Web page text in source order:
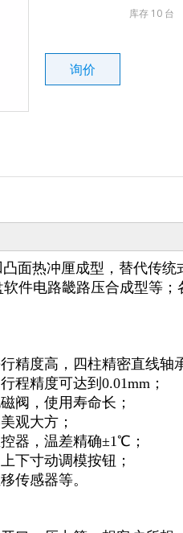
库存 10 台
询价
面热冲厘成型，替代传
件电路畿路压合成型等
精度高，四柱精密直线轴
程精度可达到0.01mm；
阀，使用寿命长；
观大方；
器，温差精确±1℃；
下寸动调模按钮；
传感器等。